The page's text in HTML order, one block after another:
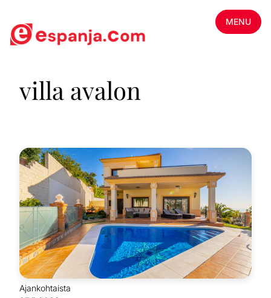
MENU
villa avalon
Ajankohtaista